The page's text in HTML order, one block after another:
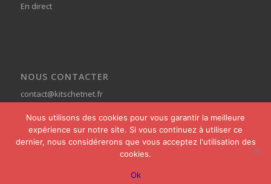
En direct
NOUS CONTACTER
contact@kitschetnet.fr
powered by Enfold WordPress Theme
Nous utilisons des cookies pour vous garantir la meilleure
expérience sur notre site. Si vous continuez à utiliser ce
dernier, nous considérerons que vous acceptez l'utilisation des
cookies.
Ok